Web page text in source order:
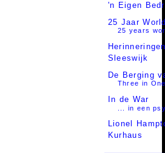
'n Eigen
25 Jaar
25 years
Sleeswijk
De Berging
Three in
In de War
... in een
Lionel
Kurhaus